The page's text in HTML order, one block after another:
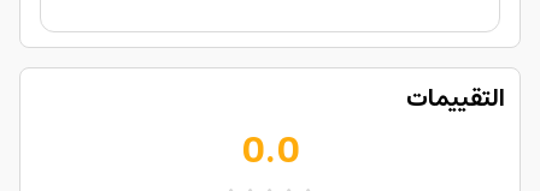
التقييمات
0.0